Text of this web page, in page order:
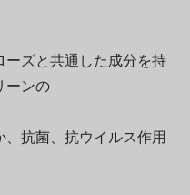
ズと共通した成分を持
ーンの
抗菌、抗ウイルス作用